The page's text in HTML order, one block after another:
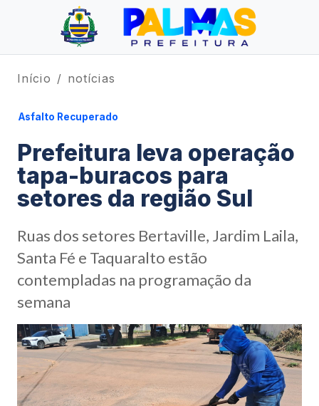
Início notícias
Asfalto Recuperado
Prefeitura leva operação
tapa-buracos para
setores da região Sul
Ruas dos setores Bertaville, Jardim Laila,
Santa Fé e Taquaralto estão
contempladas na programação da
semana